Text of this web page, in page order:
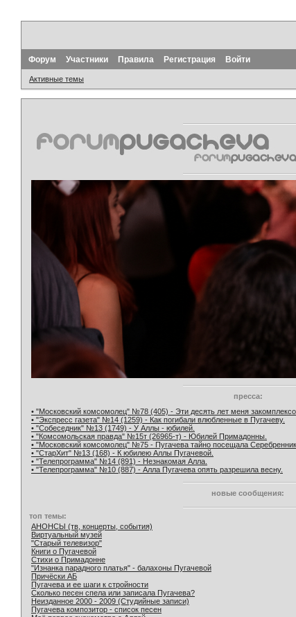
Форум Участники Правила Регистрация Войти
Активные темы
пресса:
• "Московский комсомолец" №78 (405) - Эти десять лет меня
• "Экспресс газета" №14 (1259) - Как погибали влюбленные в Пугачеву.
• "Собеседник" №13 (1749) - У Аллы - юбилей.
• "Комсомольская правда" №15т (26965-т) - Юбилей Примадонны.
• "Московский комсомолец" №75 - Пугачева тайно посещала
• "СтарХит" №13 (168) - К юбилею Аллы Пугачевой.
• "Телепрограмма" №14 (891) - Незнакомая Алла.
• "Телепрограмма" №10 (887) - Алла Пугачева опять разрешила весну.
новые сообщения:
топ темы:
АНОНСЫ (тв, концерты, события)
Виртуальный музей
"Старый телевизор"
Книги о Пугачевой
Стихи о Примадонне
"Изнанка парадного платья" - балахоны Пугачевой
Причёски АБ
Пугачева и ее шаги к стройности
Сколько песен спела или записала Пугачева?
Неизданное 2000 - 2009 (Студийные записи)
Пугачева композитор - список песен